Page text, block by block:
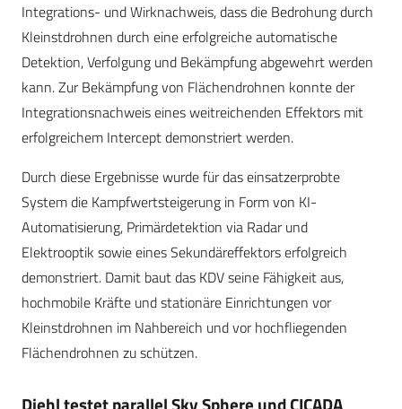
Integrations- und Wirknachweis, dass die Bedrohung durch
Kleinstdrohnen durch eine erfolgreiche automatische
Detektion, Verfolgung und Bekämpfung abgewehrt werden
kann. Zur Bekämpfung von Flächendrohnen konnte der
Integrationsnachweis eines weitreichenden Effektors mit
erfolgreichem Intercept demonstriert werden.
Durch diese Ergebnisse wurde für das einsatzerprobte
System die Kampfwertsteigerung in Form von KI-
Automatisierung, Primärdetektion via Radar und
Elektrooptik sowie eines Sekundäreffektors erfolgreich
demonstriert. Damit baut das KDV seine Fähigkeit aus,
hochmobile Kräfte und stationäre Einrichtungen vor
Kleinstdrohnen im Nahbereich und vor hochfliegenden
Flächendrohnen zu schützen.